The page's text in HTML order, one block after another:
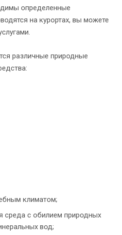
определенные
на курортах, вы можете
различные природные
климатом;
среда с обилием природных
вод;